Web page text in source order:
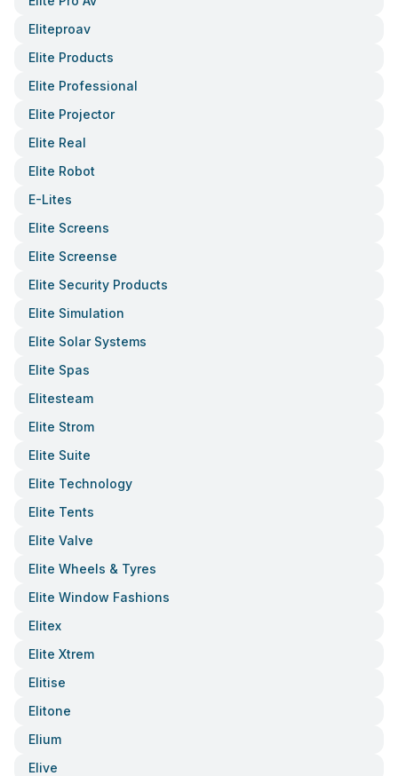
Eliteproav
Elite Products
Elite Professional
Elite Projector
Elite Real
Elite Robot
E-Lites
Elite Screens
Elite Screense
Elite Security Products
Elite Simulation
Elite Solar Systems
Elite Spas
Elitesteam
Elite Strom
Elite Suite
Elite Technology
Elite Tents
Elite Valve
Elite Wheels & Tyres
Elite Window Fashions
Elitex
Elite Xtrem
Elitise
Elitone
Elium
Elive